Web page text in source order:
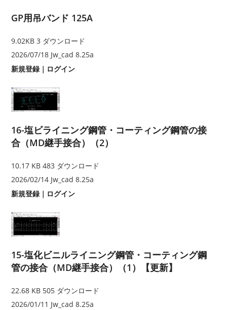
GP用吊バンド 125A
9.02KB3 ダウンロード
2026/07/18 Jw_cad 8.25a
新規登録 ｜ ログイン
16-塩ビライニング鋼管・コーティング鋼管の接
合（MD継手接合）（2）
10.17 KB483 ダウンロード
2026/02/14 Jw_cad 8.25a
新規登録 ｜ ログイン
15-塩化ビニルライニング鋼管・コーティング鋼
管の接合（MD継手接合）（1）【更新】
22.68 KB 505 ダウンロード
2026/01/11 Jw_cad 8.25a